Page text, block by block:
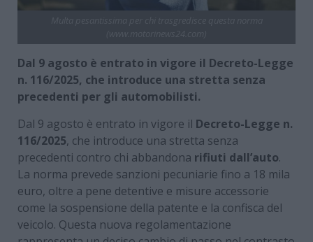
Dal 9 agosto è entrato in vigore il Decreto-Legge
n. 116/2025, che introduce una stretta senza
precedenti per gli automobilisti.
Dal 9 agosto è entrato in vigore il Decreto-Legge n.
116/2025, che introduce una stretta senza
precedenti contro chi abbandona rifiuti dall’auto.
La norma prevede sanzioni pecuniarie fino a 18 mila
euro, oltre a pene detentive e misure accessorie
come la sospensione della patente e la confisca del
veicolo. Questa nuova regolamentazione